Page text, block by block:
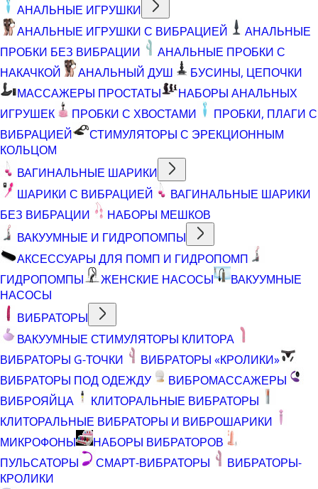
АНАЛЬНЫЕ ИГРУШКИ
АНАЛЬНЫЕ ИГРУШКИ С ВИБРАЦИЕЙ
АНАЛЬНЫЕ
ПРОБКИ БЕЗ ВИБРАЦИИ
АНАЛЬНЫЕ ПРОБКИ С
НАКАЧКОЙ
АНАЛЬНЫЙ ДУШ
БУСИНЫ, ЦЕПОЧКИ
МАССАЖЕРЫ ПРОСТАТЫ
НАБОРЫ АНАЛЬНЫХ
ИГРУШЕК
ПРОБКИ С ХВОСТАМИ
ПРОБКИ, ПЛАГИ С
ВИБРАЦИЕЙ
СТИМУЛЯТОРЫ С ЭРЕКЦИОННЫМ
КОЛЬЦОМ
ВАГИНАЛЬНЫЕ ШАРИКИ
ШАРИКИ С ВИБРАЦИЕЙ
ВАГИНАЛЬНЫЕ ШАРИКИ
БЕЗ ВИБРАЦИИ
НАБОРЫ МЕШКОВ
ВАКУУМНЫЕ И ГИДРОПОМПЫ
АКСЕССУАРЫ ДЛЯ ПОМП И ГИДРОПОМП
ГИДРОПОМПЫ
ЖЕНСКИЕ НАСОСЫ
ВАКУУМНЫЕ
НАСОСЫ
ВИБРАТОРЫ
ВАКУУМНЫЕ СТИМУЛЯТОРЫ КЛИТОРА
ВИБРАТОРЫ G-ТОЧКИ
ВИБРАТОРЫ «КРОЛИКИ»
ВИБРАТОРЫ ПОД ОДЕЖДУ
ВИБРОМАССАЖЕРЫ
ВИБРОЯЙЦА
КЛИТОРАЛЬНЫЕ ВИБРАТОРЫ
КЛИТОРАЛЬНЫЕ ВИБРАТОРЫ И ВИБРОШАРИКИ
МИКРОФОНЫ
НАБОРЫ ВИБРАТОРОВ
ПУЛЬСАТОРЫ
СМАРТ-ВИБРАТОРЫ
ВИБРАТОРЫ-
КРОЛИКИ